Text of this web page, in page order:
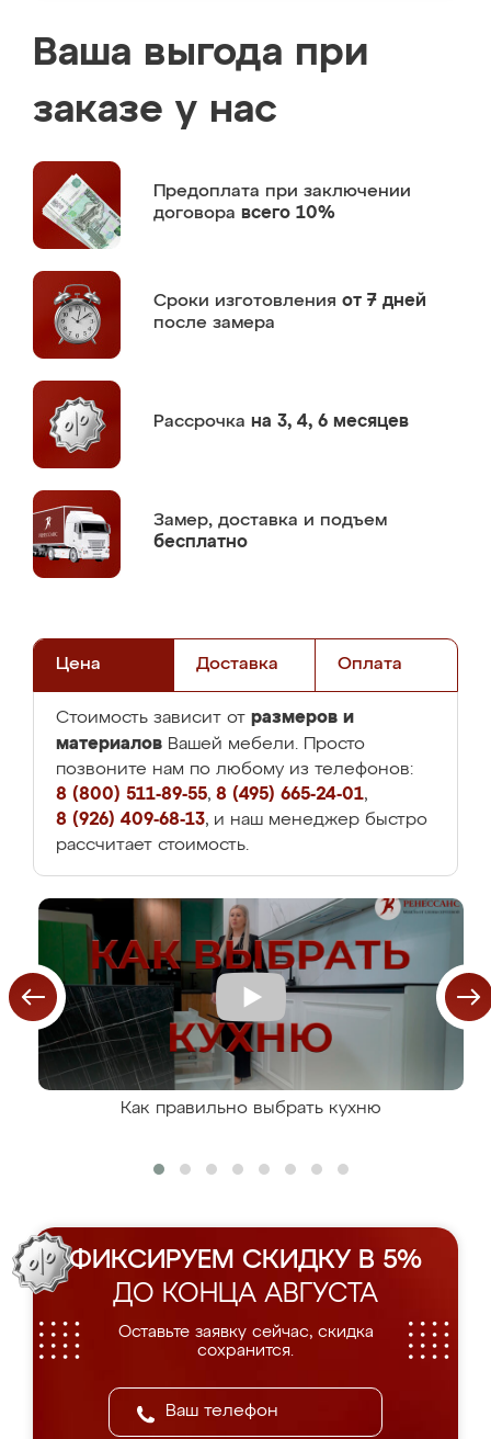
Ваша выгода при
заказе у нас
Предоплата при заключении
договора всего 10%
Сроки изготовления от 7 дней
после замера
Рассрочка на 3, 4, 6 месяцев
Замер, доставка и подъем
бесплатно
Цена Доставка Оплата
Стоимость зависит от размеров и
материалов Вашей мебели. Просто
позвоните нам по любому из телефонов:
8 (800) 511-89-55, 8 (495) 665-24-01,
8 (926) 409-68-13, и наш менеджер быстро
рассчитает стоимость.
Как правильно выбрать кухню
ФИКСИРУЕМ СКИДКУ В 5%
ДО КОНЦА АВГУСТА
Оставьте заявку сейчас, скидка
сохранится.